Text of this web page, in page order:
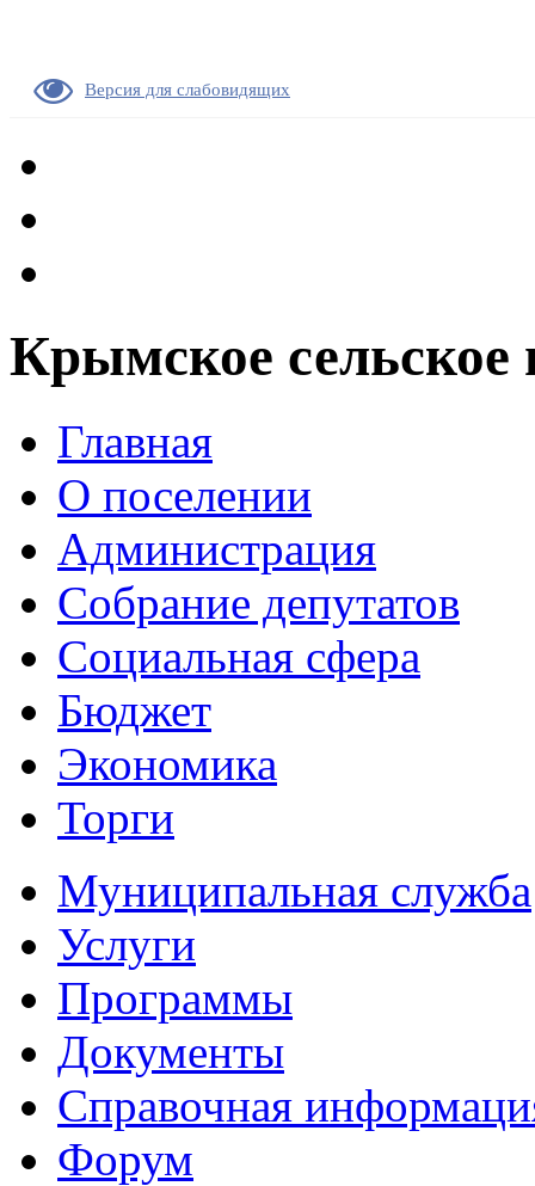
Версия для слабовидящих
Крымское сельское
Главная
О поселении
Администрация
Собрание депутатов
Социальная сфера
Бюджет
Экономика
Торги
Муниципальная служба
Услуги
Программы
Документы
Справочная
Форум